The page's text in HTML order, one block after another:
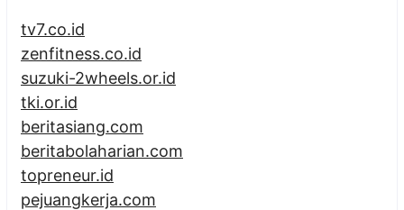
tv7.co.id
zenfitness.co.id
suzuki-2wheels.or.id
tki.or.id
beritasiang.com
beritabolaharian.com
topreneur.id
pejuangkerja.com